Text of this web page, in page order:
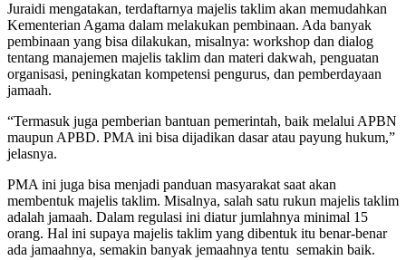
Juraidi mengatakan, terdaftarnya majelis taklim akan memudahkan
Kementerian Agama dalam melakukan pembinaan. Ada banyak
pembinaan yang bisa dilakukan, misalnya: workshop dan dialog
tentang manajemen majelis taklim dan materi dakwah, penguatan
organisasi, peningkatan kompetensi pengurus, dan pemberdayaan
jamaah.
“Termasuk juga pemberian bantuan pemerintah, baik melalui APBN
maupun APBD. PMA ini bisa dijadikan dasar atau payung hukum,”
jelasnya.
PMA ini juga bisa menjadi panduan masyarakat saat akan
membentuk majelis taklim. Misalnya, salah satu rukun majelis taklim
adalah jamaah. Dalam regulasi ini diatur jumlahnya minimal 15
orang. Hal ini supaya majelis taklim yang dibentuk itu benar-benar
ada jamaahnya, semakin banyak jemaahnya tentu semakin baik.